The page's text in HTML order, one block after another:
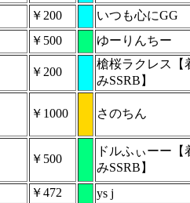
￥200
いつも心にGG
￥500 ゆーりんちー
￥200
槍桜ラクレス【
みSSRB】
￥1000 さのちん
￥500
ドルふぃーー【
みSSRB】
￥472 ys j